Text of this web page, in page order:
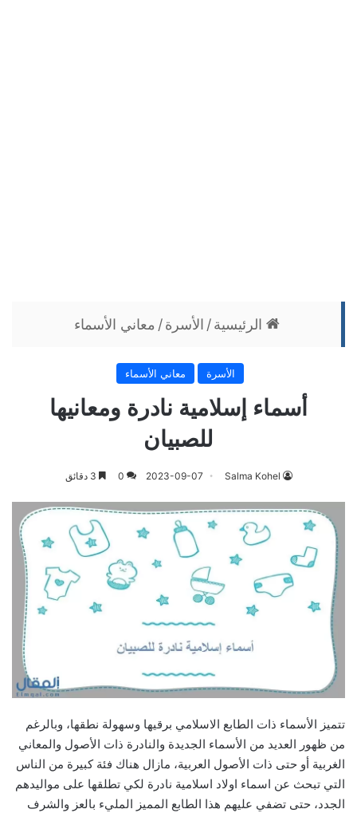
الرئيسية / الأسرة / معاني الأسماء
الأسرة معاني الأسماء
أسماء إسلامية نادرة ومعانيها
للصبيان
Salma Kohel
2023-09-07
0
تتميز الأسماء ذات الطابع الاسلامي برقيها وسهولة نطقها، وبالرغم
من ظهور العديد من الأسماء الجديدة والنادرة ذات الأصول والمعاني
الغربية أو حتى ذات الأصول العربية، مازال هناك فئة كبيرة من الناس
التي تبحث عن اسماء اولاد اسلامية نادرة لكي تطلقها على مواليدهم
الجدد، حتى تضفي عليهم هذا الطابع المميز المليء بالعز والشرف